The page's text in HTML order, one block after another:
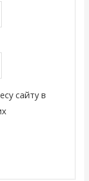
сайту в